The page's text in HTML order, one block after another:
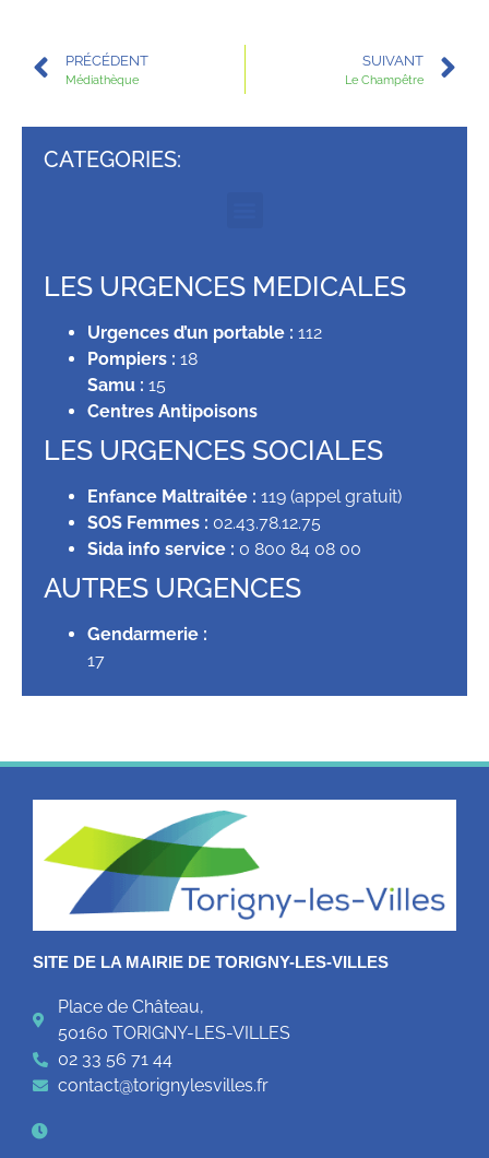
PRÉCÉDENT
Médiathèque
SUIVANT
Le Champêtre
CATEGORIES:
LES URGENCES MEDICALES
Urgences d’un portable : 112
Pompiers : 18
Samu : 15
Centres Antipoisons
LES URGENCES SOCIALES
Enfance Maltraitée : 119 (appel gratuit)
SOS Femmes : 02.43.78.12.75
Sida info service : 0 800 84 08 00
AUTRES URGENCES
Gendarmerie :
17
SITE DE LA MAIRIE DE TORIGNY-LES-VILLES
Place de Château,
50160 TORIGNY-LES-VILLES
02 33 56 71 44
contact@torignylesvilles.fr